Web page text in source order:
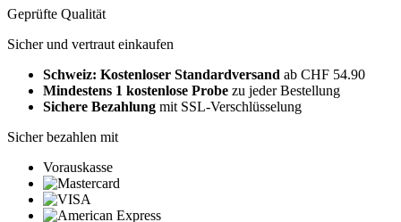
Geprüfte Qualität
Sicher und vertraut einkaufen
Schweiz: Kostenloser Standardversand ab CHF 54.90
Mindestens 1 kostenlose Probe zu jeder Bestellung
Sichere Bezahlung mit SSL-Verschlüsselung
Sicher bezahlen mit
Vorauskasse